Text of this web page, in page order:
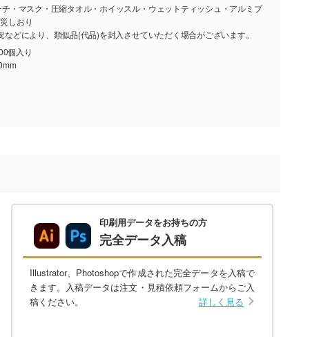
・マスク・圧縮タオル・ホイッスル・ウェットティッシュ・アルミブ
しおり
などにより、類似品(代品)を封入させていただく場合がございます。
個入り
印刷用データをお持ちの方
完全データ入稿
Illustrator、Photoshopで作成された完全データを入稿で
きます。入稿データは注文・見積依頼フォームからご入
稿ください。
詳しく見る